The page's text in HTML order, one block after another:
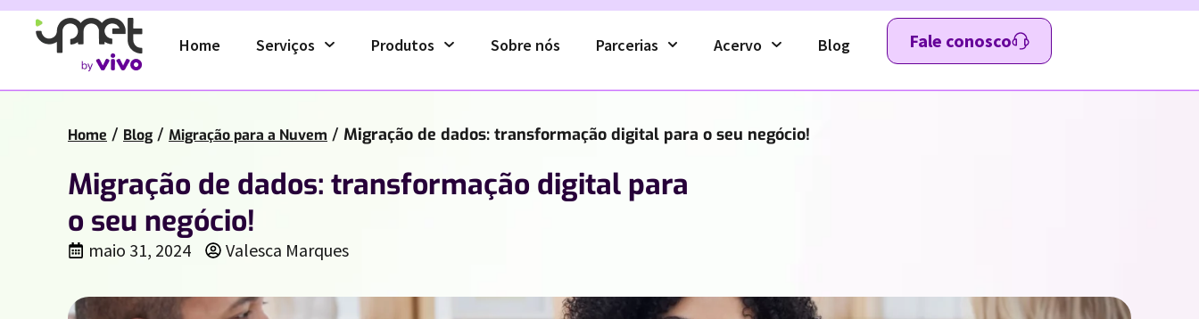
Home Serviços Produtos Sobre nós Parcerias Acervo Blog Fale conosco
Home / Blog / Migração para a Nuvem / Migração de dados: transformação digital para o seu negócio!
Migração de dados: transformação digital para
o seu negócio!
maio 31, 2024 Valesca Marques